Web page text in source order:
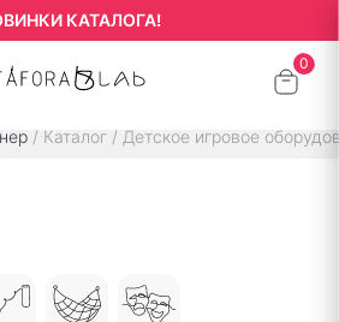
КАТАЛОГА!
/ Каталог / Детское игровое